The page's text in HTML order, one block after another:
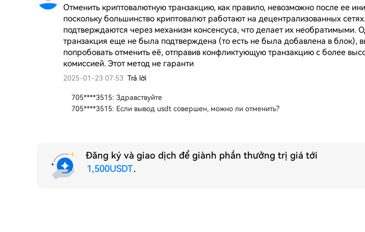
Отменить криптовалютную транзакцию, как правило, невозможно после ее
поскольку большинство криптовалют работают на децентрализованных
подтверждаются через механизм консенсуса, что делает их необратимыми.
транзакция еще не была подтверждена (то есть не была добавлена в блок),
попробовать отменить её, отправив конфликтующую транзакцию с более
комиссией. Этот метод не гаранти
2025-01-23 07:53 Trả lời
705****3515: Здравствуйте
705****3515: Если вывод usdt совершен, можно ли отменить?
Đăng ký và giao dịch để giành phần thưởng trị giá tới
1,500USDT.